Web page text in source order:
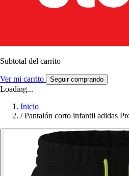
Subtotal del carrito
Ver mi carrito Seguir comprando
Loading...
Inicio
/ Pantalón corto infantil adidas